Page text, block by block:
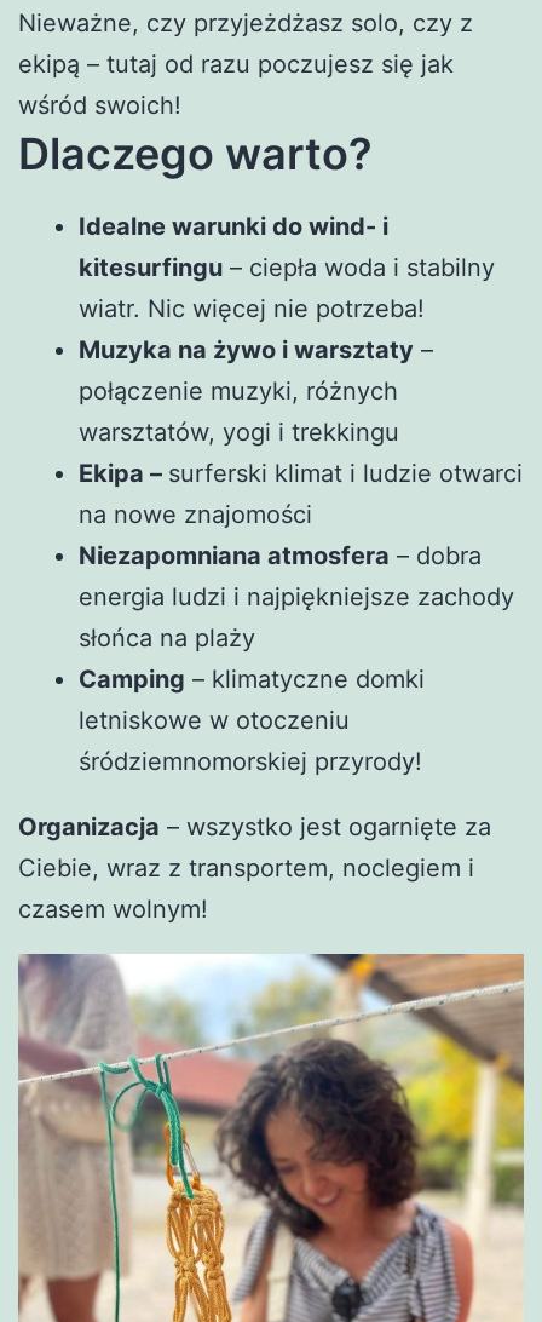
Nieważne, czy przyjeżdżasz solo, czy z
ekipą – tutaj od razu poczujesz się jak
wśród swoich!
Dlaczego warto?
Idealne warunki do wind- i
kitesurfingu – ciepła woda i stabilny
wiatr. Nic więcej nie potrzeba!
Muzyka na żywo i warsztaty –
połączenie muzyki, różnych
warsztatów, yogi i trekkingu
Ekipa – surferski klimat i ludzie otwarci
na nowe znajomości
Niezapomniana atmosfera – dobra
energia ludzi i najpiękniejsze zachody
słońca na plaży
Camping – klimatyczne domki
letniskowe w otoczeniu
śródziemnomorskiej przyrody!
Organizacja – wszystko jest ogarnięte za
Ciebie, wraz z transportem, noclegiem i
czasem wolnym!